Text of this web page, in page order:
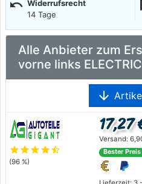
undo Widerrufsrecht
14 Tage
Alle Anbieter zum
vorne links
arrow_downward
starstarstarstarstar_half
(96 %)
17,27
Versand:
Bester